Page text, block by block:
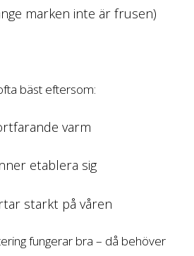
marken inte är frusen)
bäst eftersom:
varm
etablera sig
starkt på våren
fungerar bra – då behöver